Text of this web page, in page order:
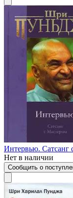
Интервью. Сатсанг
Нет в наличии
Сообщить о